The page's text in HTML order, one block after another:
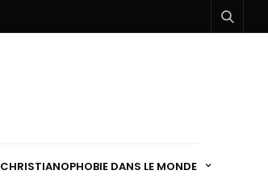
CHRISTIANOPHOBIE DANS LE MONDE